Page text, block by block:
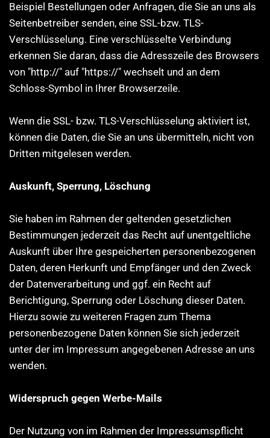
Beispiel Bestellungen oder Anfragen, die Sie an uns als
Seitenbetreiber senden, eine SSL-bzw. TLS-
Verschlüsselung. Eine verschlüsselte Verbindung
erkennen Sie daran, dass die Adresszeile des Browsers
von "http://" auf "https://" wechselt und an dem
Schloss-Symbol in Ihrer Browserzeile.
Wenn die SSL- bzw. TLS-Verschlüsselung aktiviert ist,
können die Daten, die Sie an uns übermitteln, nicht von
Dritten mitgelesen werden.
Auskunft, Sperrung, Löschung
Sie haben im Rahmen der geltenden gesetzlichen
Bestimmungen jederzeit das Recht auf unentgeltliche
Auskunft über Ihre gespeicherten personenbezogenen
Daten, deren Herkunft und Empfänger und den Zweck
der Datenverarbeitung und ggf. ein Recht auf
Berichtigung, Sperrung oder Löschung dieser Daten.
Hierzu sowie zu weiteren Fragen zum Thema
personenbezogene Daten können Sie sich jederzeit
unter der im Impressum angegebenen Adresse an uns
wenden.
Widerspruch gegen Werbe-Mails
Der Nutzung von im Rahmen der Impressumspflicht